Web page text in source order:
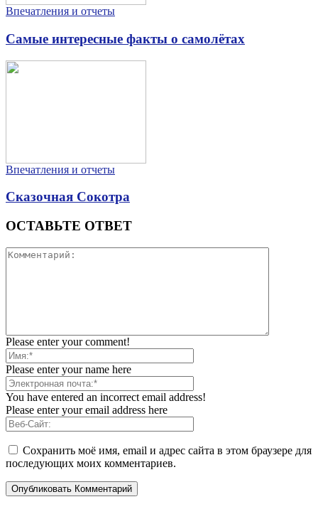
Впечатления и отчеты
Самые интересные факты о самолётах
Впечатления и отчеты
Сказочная Сокотра
ОСТАВЬТЕ ОТВЕТ
Please enter your comment!
Please enter your name here
You have entered an incorrect email address!
Please enter your email address here
Сохранить моё имя, email и адрес сайта в этом браузере для
последующих моих комментариев.